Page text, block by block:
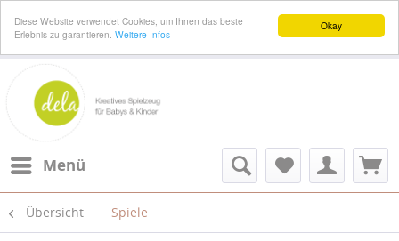
Okay
Diese Website verwendet Cookies, um Ihnen das beste
Erlebnis zu garantieren. Weitere Infos
Menü
Übersicht Spiele